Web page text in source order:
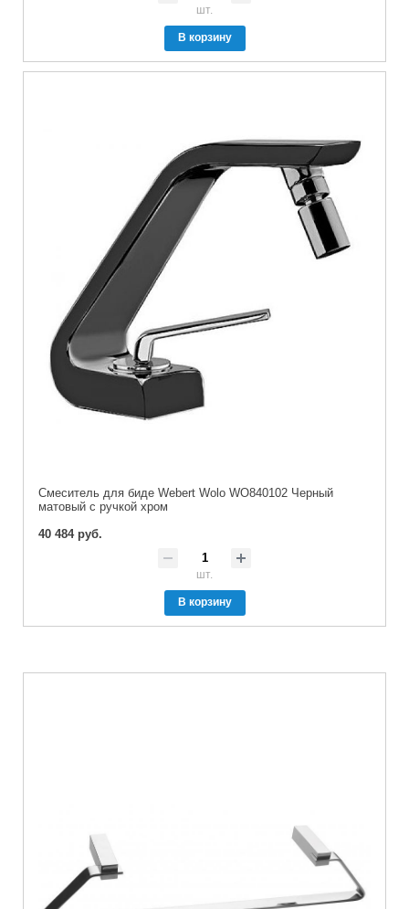
шт.
В корзину
Смеситель для биде Webert Wolo WO840102 Черный
матовый с ручкой хром
40 484 руб.
шт.
В корзину